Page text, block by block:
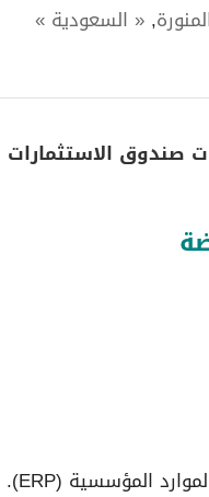
, « السعودية »
صندوق الاستثمارات